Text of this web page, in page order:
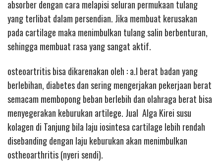
absorber dengan cara melapisi seluran permukaan tulang
yang terlibat dalam persendian. Jika membuat kerusakan
pada cartilage maka menimbulkan tulang salin berbenturan,
sehingga membuat rasa yang sangat aktif.
osteoartritis bisa dikarenakan oleh : a.l berat badan yang
berlebihan, diabetes dan sering mengerjakan pekerjaan berat
semacam membopong beban berlebih dan olahraga berat bisa
menyegerakan keburukan artilege. Jual Alga Kirei susu
kolagen di Tanjung bila laju iosintesa cartilage lebih rendah
disebanding dengan laju keburukan akan menimbulkan
ostheoarthritis (nyeri sendi).